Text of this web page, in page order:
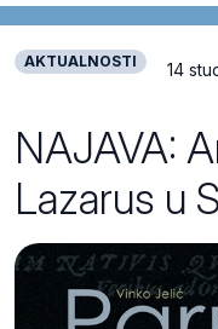
AKTUALNOSTI 14
NAJAVA:
Lazarus u